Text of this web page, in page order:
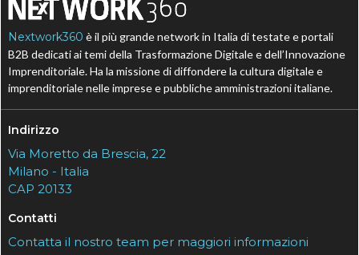
Nextwork360 è il più grande network in Italia di testate e portali
B2B dedicati ai temi della Trasformazione Digitale e dell’Innovazione
Imprenditoriale. Ha la missione di diffondere la cultura digitale e
imprenditoriale nelle imprese e pubbliche amministrazioni italiane.
Indirizzo
Via Moretto da Brescia, 22
Milano - Italia
CAP 20133
Contatti
Contatta il nostro team per maggiori informazioni